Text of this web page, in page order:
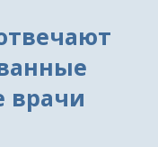
врачи